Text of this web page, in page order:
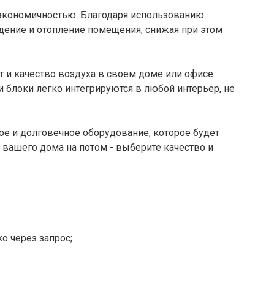
Благодаря использованию
и отопление помещения, снижая при этом
и качество воздуха в своем доме или офисе.
легко интегрируются в любой интерьер, не
и долговечное оборудование, которое будет
дома на потом - выберите качество и
через запрос;